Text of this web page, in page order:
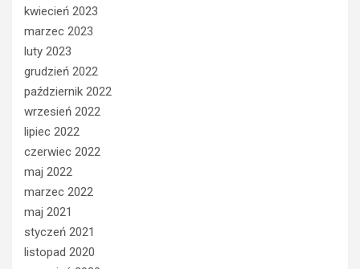
kwiecień 2023
marzec 2023
luty 2023
grudzień 2022
październik 2022
wrzesień 2022
lipiec 2022
czerwiec 2022
maj 2022
marzec 2022
maj 2021
styczeń 2021
listopad 2020